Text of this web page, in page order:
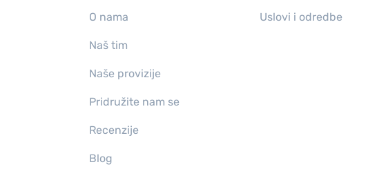
O nama
Naš tim
Naše provizije
Pridružite nam se
Recenzije
Blog
Uslovi i odredbe